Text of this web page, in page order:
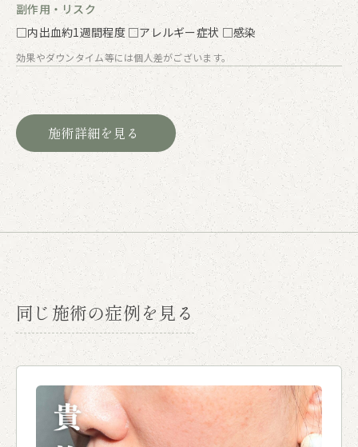
副作用・リスク
□内出血約1週間程度 □アレルギー症状 □感染
効果やダウンタイム等には個人差がございます。
施術詳細を見る
同じ施術の症例を見る